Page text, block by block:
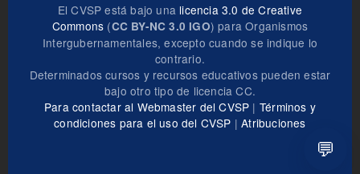
El CVSP está bajo una licencia 3.0 de Creative
Commons (CC BY-NC 3.0 IGO) para Organismos
Intergubernamentales, excepto cuando se indique lo
contrario.
Determinados cursos y recursos educativos pueden estar
bajo otro tipo de licencia CC.
Para contactar al Webmaster del CVSP | Términos y
condiciones para el uso del CVSP |Atribuciones
💬